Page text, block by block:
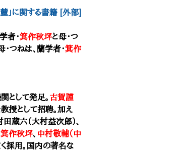
麓」に関する書籍 [外部]
者・箕作秋坪と母・つ
つねは、蘭学者・箕作
として発足。 古賀謹
教授として招聘。加え
蔵六（大村益次郎）、
箕作秋坪、 中村敬輔（中
採用。国内の著名な